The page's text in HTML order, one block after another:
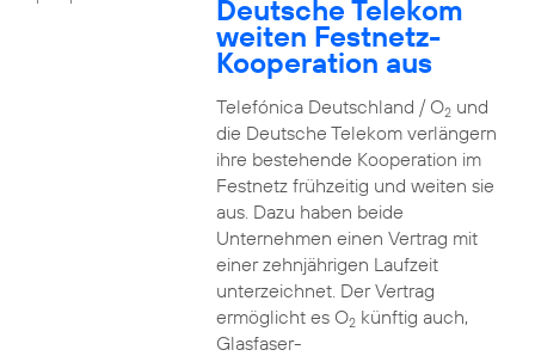
Deutsche Telekom
weiten Festnetz-
Kooperation aus
Telefónica Deutschland / O2und
die Deutsche Telekom verlängern
ihre bestehende Kooperation im
Festnetz frühzeitig und weiten sie
aus. Dazu haben beide
Unternehmen einen Vertrag mit
einer zehnjährigen Laufzeit
unterzeichnet. Der Vertrag
ermöglicht es O2künftig auch,
Glasfaser-